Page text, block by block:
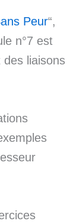
Peur“,
n°7 est
liaisons